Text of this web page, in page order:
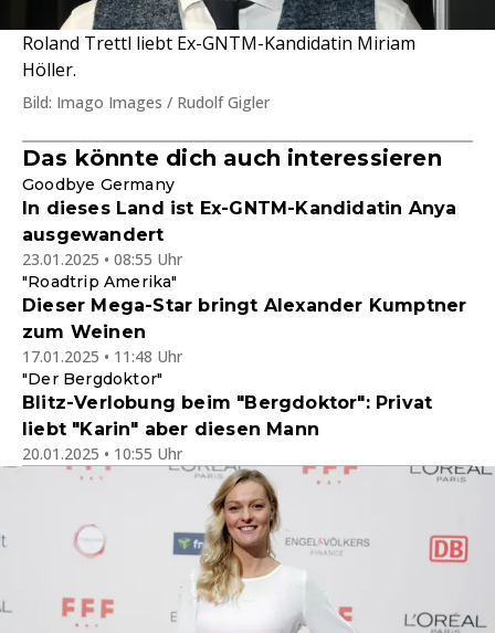
Roland Trettl liebt Ex-GNTM-Kandidatin Miriam
Höller.
Bild: Imago Images / Rudolf Gigler
Das könnte dich auch interessieren
Goodbye Germany
In dieses Land ist Ex-GNTM-Kandidatin Anya
ausgewandert
23.01.2025 • 08:55 Uhr
"Roadtrip Amerika"
Dieser Mega-Star bringt Alexander Kumptner
zum Weinen
17.01.2025 • 11:48 Uhr
"Der Bergdoktor"
Blitz-Verlobung beim "Bergdoktor": Privat
liebt "Karin" aber diesen Mann
20.01.2025 • 10:55 Uhr